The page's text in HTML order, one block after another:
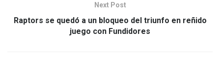
Next Post
Raptors se quedó a un bloqueo del triunfo en reñido
juego con Fundidores